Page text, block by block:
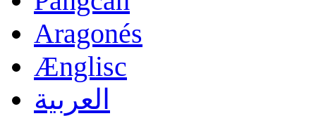
Aragonés
Ænglisc
العربية